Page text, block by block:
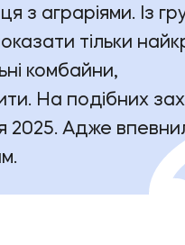
з аграріями. Із
тільки
комбайни,
На подібних
2025. Адже